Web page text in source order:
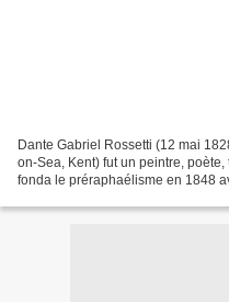
Dante Gabriel Rossetti (12 mai
on-Sea, Kent) fut un peintre,
fonda le préraphaélisme en 1848